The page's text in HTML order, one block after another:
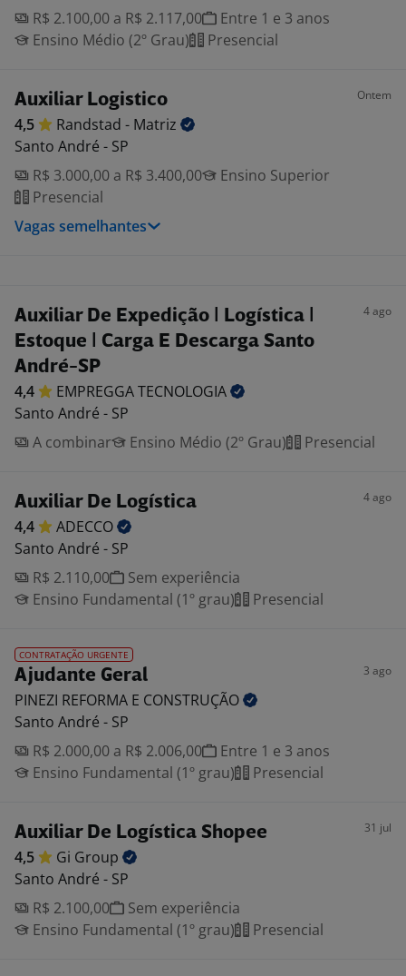
R$ 2.100,00 a R$ 2.117,00
Entre 1 e 3 anos
Ensino Médio (2º Grau)
Presencial
Auxiliar Logistico Ontem
4,5 Randstad - Matriz
Santo André - SP
R$ 3.000,00 a R$ 3.400,00
Ensino Superior
Presencial
Vagas semelhantes
Auxiliar De Expedição | Logística |
Estoque | Carga E Descarga Santo
André-SP
4 ago
4,4 EMPREGGATECNOLOGIA
Santo André - SP
A combinar
Ensino Médio (2º Grau) Presencial
Auxiliar De Logística 4 ago
4,4
ADECCO
Santo André - SP
R$ 2.110,00
Sem experiência
Ensino Fundamental (1º grau)
Presencial
CONTRATAÇÃO URGENTE
Ajudante Geral 3 ago
PINEZI REFORMA E CONSTRUÇÃO
Santo André - SP
R$ 2.000,00 a R$ 2.006,00
Entre 1 e 3 anos
Ensino Fundamental (1º grau)
Presencial
Auxiliar De Logística Shopee 31 jul
4,5 Gi Group
Santo André - SP
R$ 2.100,00
Sem experiência
Ensino Fundamental (1º grau)
Presencial